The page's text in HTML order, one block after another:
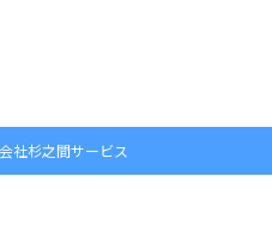
社杉之間サービス